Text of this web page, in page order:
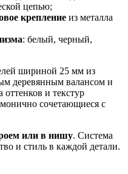
цепью;
крепление из металла
: белый, черный,
шириной 25 мм из
деревянным валансом и
и текстур
сочетающиеся с
или в нишу. Система
и стиль в каждой детали.